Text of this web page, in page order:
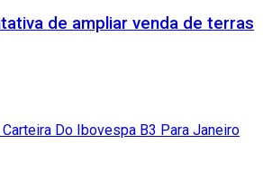
de ampliar venda de terras